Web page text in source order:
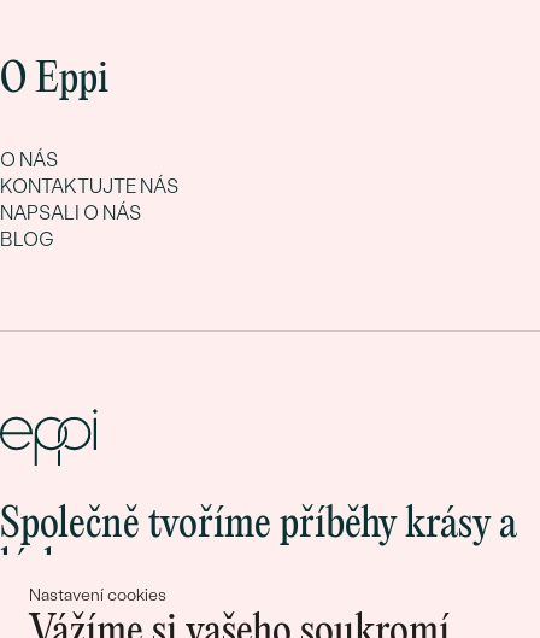
Nastavení cookies
O Eppi
O NÁS
KONTAKTUJTE NÁS
NAPSALI O NÁS
BLOG
Společně tvoříme příběhy krásy a
lásky